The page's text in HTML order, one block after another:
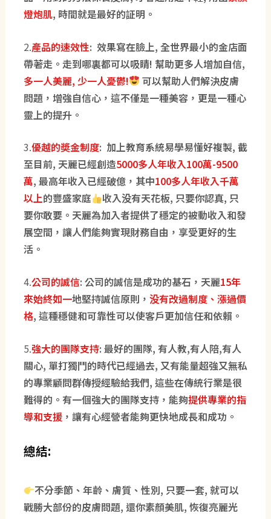
燈炮肌, 時間就是最好的証明。
2.產品的速效性: 效果寫在臉上, 全世界最小的金店面
帶著走。走到哪裏都可以吸睛! 幫助更多人增加自信,
多一人美麗, 少一人憂鬱!
可以幫助人們解決皮膚
問題，增強自信心，這不僅是一種美容，更是一種心
靈上的提升。
3.優越的奬金制度: 加上教育系統易學易懂好複製, 截
至目前, 天麗已經創造5000多人年收入100萬-9500
萬, 最高年收入已經破億，其中100多人年收入千萬
以上的豐盛家庭
收入没有天花板, 只要你認真, 只
要你敢要。天麗為加入者提供了穩定的被動收入和發
展空間，讓人們能夠實現財務自由，享受更好的生
活。
4.公司的誠信: 公司的誠信是成功的基石，天麗15年
來始終如一地堅持誠信原則， 没有改過制度、漲過價
格, 這種穩健和可靠性可以使客戶更加信任和依賴。
5.強大的團隊支持: 最好的團隊, 有人教,有人陪,有人
關心, 單打獨鬥的時代已經過去, 又有能量超強又無私
的專業顧問群傳授經驗給我們, 這些在傳統行業是很
難得的。有一個強大的團隊支持，能夠提供專業的指
導和支援，讓有心經營者能夠更快地成長和成功。
總結:
不分季節、年齡、膚質、性別, 只要一套, 就可以
戰勝大部份的皮膚問題, 還你素顏美肌, 恢復亮麗光